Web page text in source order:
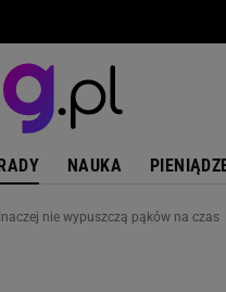
NAUKA
nie wypuszczą pąków na czas